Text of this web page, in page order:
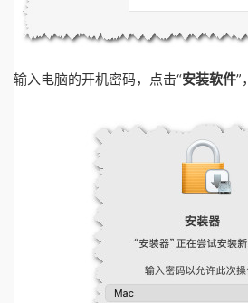
输入电脑的开机密码，点击“安装软件”，